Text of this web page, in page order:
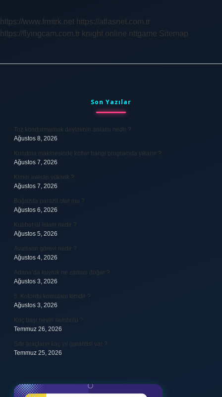
https://www.frmtrk.net https://atlasnet.com.tr
https://flyingcam.com.tr knight online nttgame Sitemap
Son Yazılar
Toz kondurmamak deyiminin anlamı nedir ?
Ağustos 8, 2026
Kurutma makinesinde kotlar hangi programda yıkanır ?
Ağustos 7, 2026
Kimin averajı yüksek ?
Ağustos 7, 2026
Boğazda parazit olur mu ?
Ağustos 6, 2026
Kubbet-ül-İslam nedir ?
Ağustos 5, 2026
Avarların görevi nedir ?
Ağustos 4, 2026
Adana’da kuyruk ne zaman doğar ?
Ağustos 3, 2026
5. Kolordu komutanı kimdir ?
Ağustos 3, 2026
Koç başı neyin sembolü ?
Temmuz 26, 2026
Sıfır araçların kaç yıl garantisi var ?
Temmuz 25, 2026